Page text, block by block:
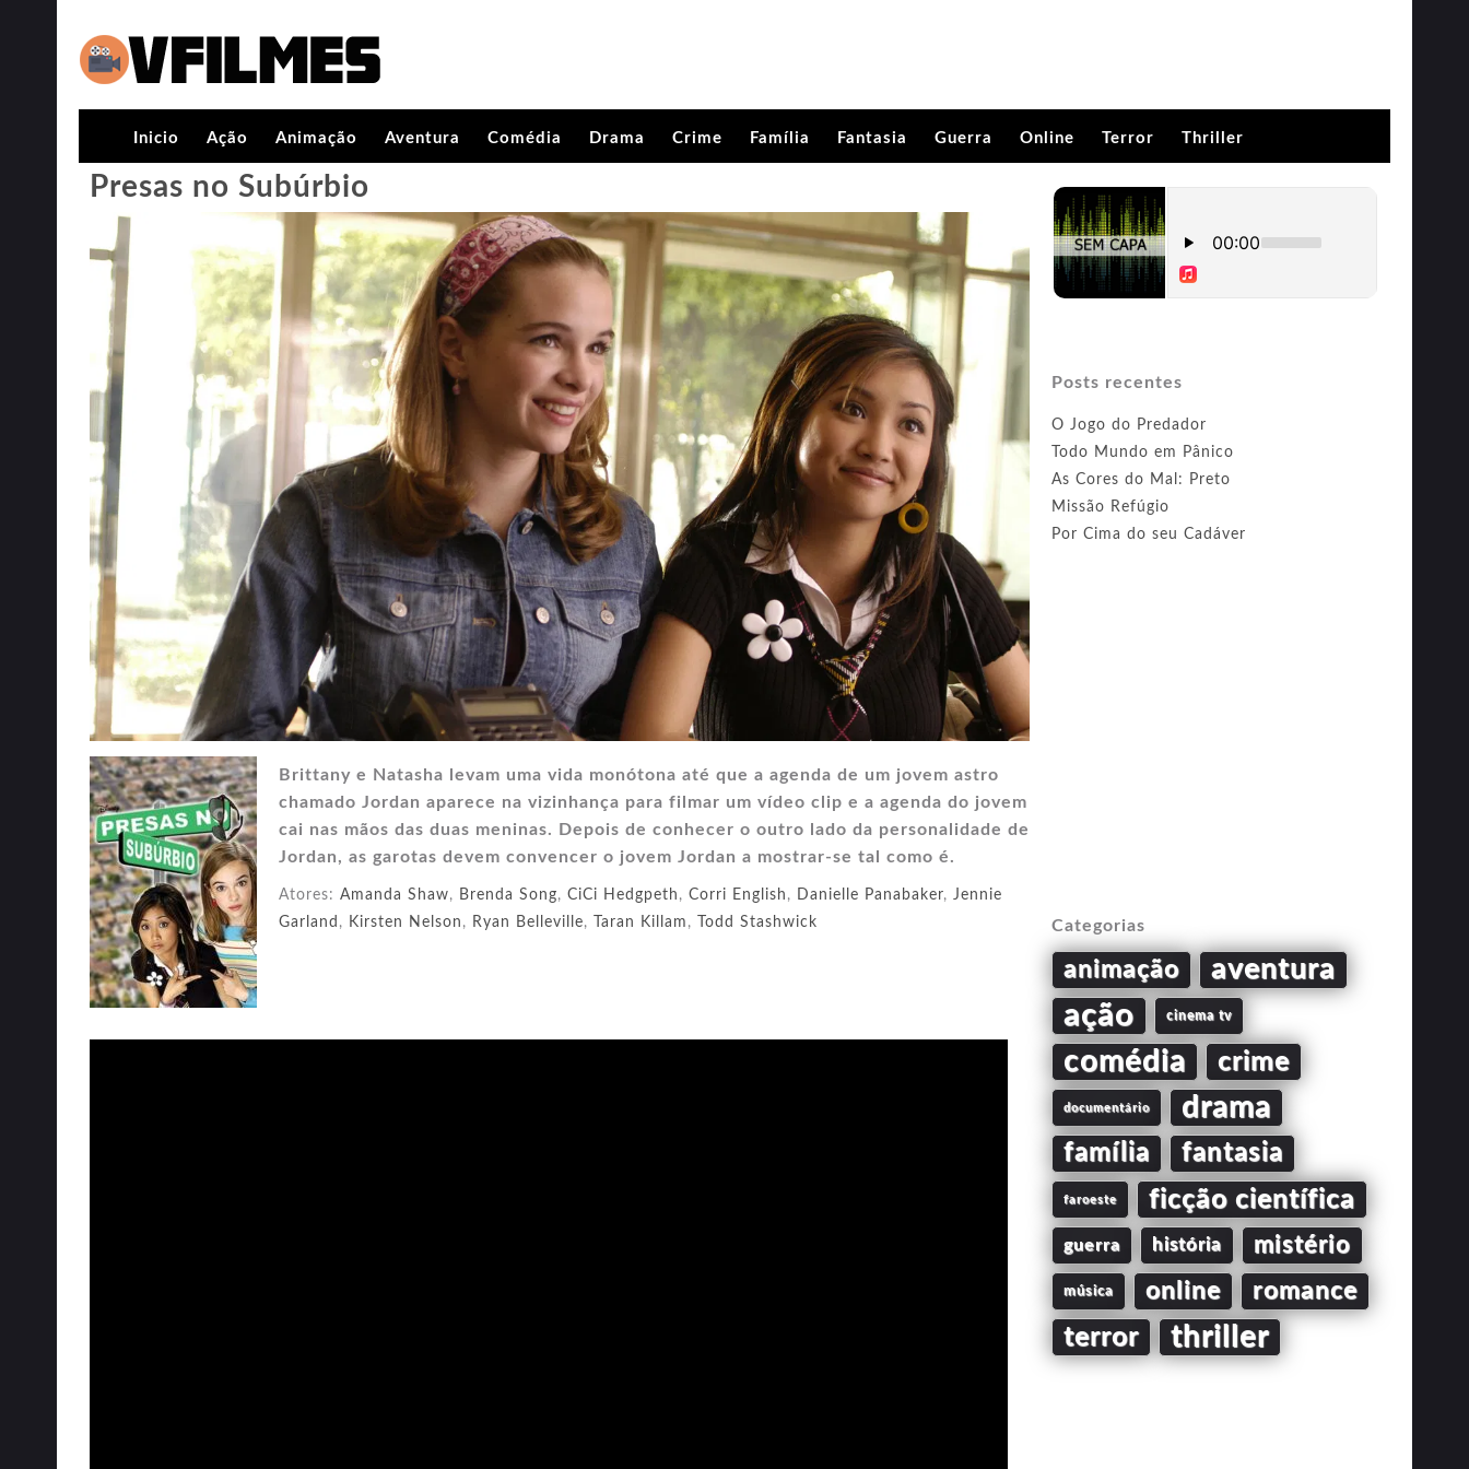
Inicio Ação Animação Aventura Comédia Drama Crime Família Fantasia Guerra Online Terror Thriller
Presas no Subúrbio
Brittany e Natasha levam uma vida monótona até que a agenda de um jovem astro
chamado Jordan aparece na vizinhança para filmar um vídeo clip e a agenda do jovem
cai nas mãos das duas meninas. Depois de conhecer o outro lado da personalidade de
Jordan, as garotas devem convencer o jovem Jordan a mostrar-se tal como é.
Atores: Amanda Shaw, Brenda Song, CiCi Hedgpeth , Corri English , Danielle Panabaker, Jennie
Garland , Kirsten Nelson , Ryan Belleville, Taran Killam , Todd Stashwick
Posts recentes
O Jogo do Predador
Todo Mundo em Pânico
As Cores do Mal: Preto
Missão Refúgio
Por Cima do seu Cadáver
Categorias
animação aventura
ação cinema tv
comédia crime
documentário drama
família fantasia
faroeste ficção científica
guerra história mistério
música online romance
terror thriller